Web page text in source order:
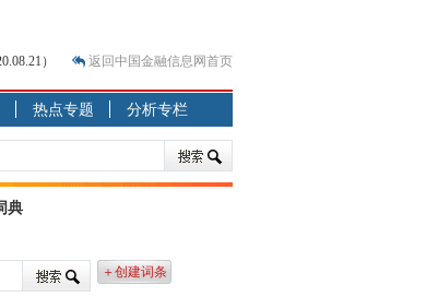
）
）
性失衡藏
返回中国金融信息网首页
热点专题 分析专栏
典
＋创建词条